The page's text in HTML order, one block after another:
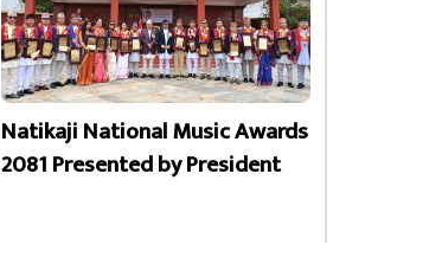
Natikaji National Music Awards
2081 Presented by President